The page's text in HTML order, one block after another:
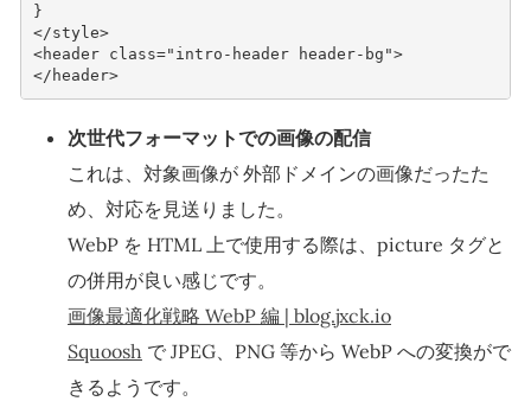
}
</style>
<header class="intro-header header-bg">
</ header>
次世代フォーマットでの画像の配信
これは、対象画像が 外部ドメインの画像だったた
め、対応を見送りました。
WebP を HTML 上で使用する際は、picture タグと
の併用が良い感じです。
画像最適化戦略 WebP 編 | blog.jxck.io
Squoosh で JPEG、PNG 等から WebP への変換がで
きるようです。